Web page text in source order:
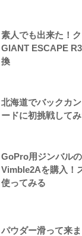
素人でも出来た！
GIANT ESCAPE
換
北海道でバックカ
ードに初挑戦して
GoPro用ジンバル
Vimble2Aを購入！
使ってみる
パウダー滑って来